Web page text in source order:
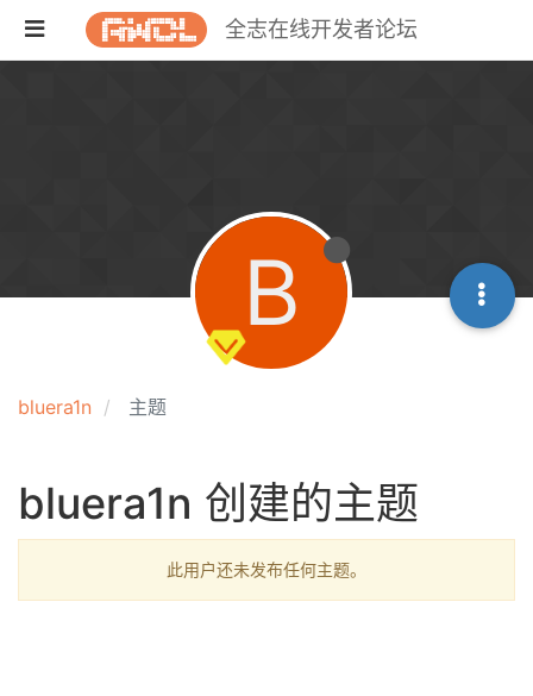
全志在线开发者论坛
bluera1n 主题
B
bluera1n 创建的主题
此用户还未发布任何主题。